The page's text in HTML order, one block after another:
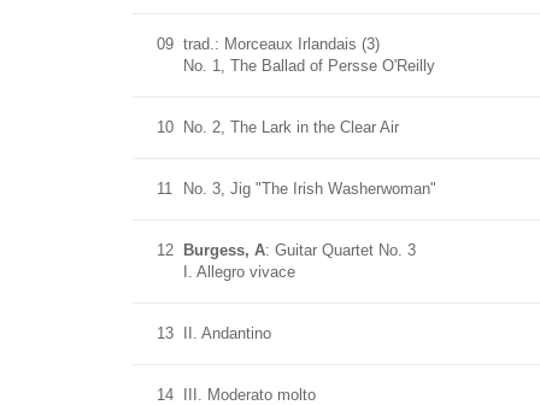
09 trad.: Morceaux Irlandais (3)
No. 1, The Ballad of Persse O'Reilly
10 No. 2, The Lark in the Clear Air
11 No. 3, Jig "The Irish Washerwoman"
12 Burgess, A: Guitar Quartet No. 3
I. Allegro vivace
13 II. Andantino
14 III. Moderato molto